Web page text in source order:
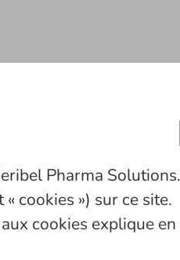
Pharma
cookies ») sur ce site.
cookies explique